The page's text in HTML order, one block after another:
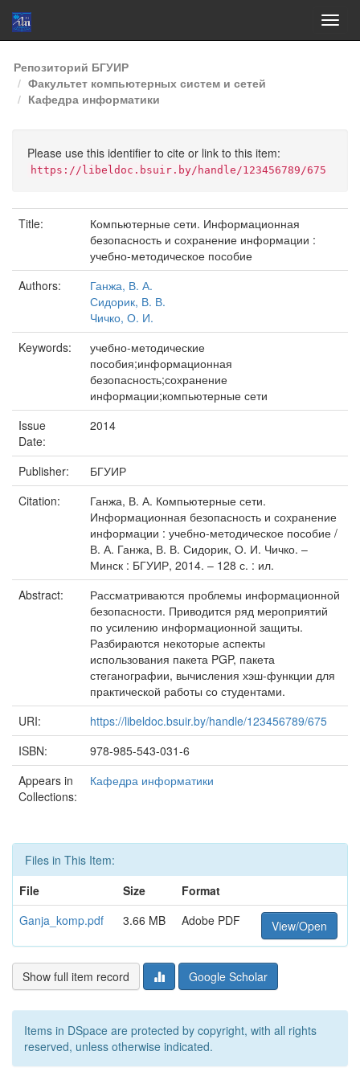
Skip
navigation
Репозиторий БГУИР
Факультет компьютерных систем и сетей
Кафедра информатики
Please use this identifier to cite or link to this item:
https://libeldoc.bsuir.by/handle/123456789/675
Title:
Компьютерные сети. Информационная
безопасность и сохранение информации :
учебно-методическое пособие
Authors:
Ганжа, В. А.
Сидорик, В. В.
Чичко, О. И.
Keywords:
учебно-методические
пособия;информационная
безопасность;сохранение
информации;компьютерные сети
Issue
Date:
2014
Publisher:
БГУИР
Citation:
Ганжа, В. А. Компьютерные сети.
Информационная безопасность и сохранение
информации : учебно-методическое пособие /
В. А. Ганжа, В. В. Сидорик, О. И. Чичко. –
Минск : БГУИР, 2014. – 128 с. : ил.
Abstract:
Рассматриваются проблемы информационной
безопасности. Приводится ряд мероприятий
по усилению информационной защиты.
Разбираются некоторые аспекты
использования пакета PGP, пакета
стеганографии, вычисления хэш-функции для
практической работы со студентами.
URI:
https://libeldoc.bsuir.by/handle/123456789/675
ISBN:
978-985-543-031-6
Appears in
Collections:
Кафедра информатики
Files in This Item:
File
Size
Format
Ganja_komp.pdf
3.66 MB Adobe PDF View/Open
Show full item record Google Scholar
Items in DSpace are protected by copyright, with all rights
reserved, unless otherwise indicated.